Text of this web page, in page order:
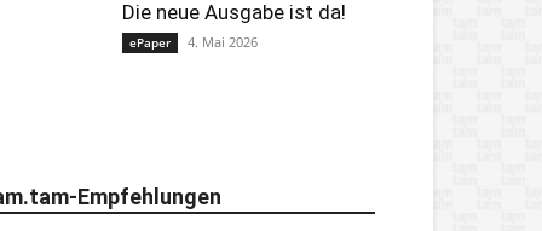
Die neue Ausgabe ist da!
ePaper 4. Mai 2026
Empfehlungen